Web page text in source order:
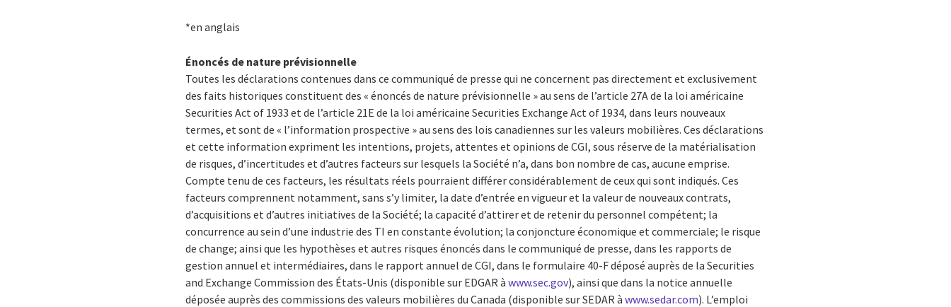
*en anglais
Énoncés de nature prévisionnelle
Toutes les déclarations contenues dans ce communiqué de presse qui ne concernent pas directement et exclusivement
des faits historiques constituent des « énoncés de nature prévisionnelle » au sens de l’article 27A de la loi américaine
Securities Act of 1933 et de l’article 21E de la loi américaine Securities Exchange Act of 1934, dans leurs nouveaux
termes, et sont de « l’information prospective » au sens des lois canadiennes sur les valeurs mobilières. Ces déclarations
et cette information expriment les intentions, projets, attentes et opinions de CGI, sous réserve de la matérialisation
de risques, d’incertitudes et d’autres facteurs sur lesquels la Société n’a, dans bon nombre de cas, aucune emprise.
Compte tenu de ces facteurs, les résultats réels pourraient différer considérablement de ceux qui sont indiqués. Ces
facteurs comprennent notamment, sans s’y limiter, la date d’entrée en vigueur et la valeur de nouveaux contrats,
d’acquisitions et d’autres initiatives de la Société; la capacité d’attirer et de retenir du personnel compétent; la
concurrence au sein d’une industrie des TI en constante évolution; la conjoncture économique et commerciale; le risque
de change; ainsi que les hypothèses et autres risques énoncés dans le communiqué de presse, dans les rapports de
gestion annuel et intermédiaires, dans le rapport annuel de CGI, dans le formulaire 40-F déposé auprès de la Securities
and Exchange Commission des États-Unis (disponible sur EDGAR àwww.sec.gov), ainsi que dans la notice annuelle
déposée auprès des commissions des valeurs mobilières du Canada (disponible sur SEDAR àwww.sedar.com). L’emploi